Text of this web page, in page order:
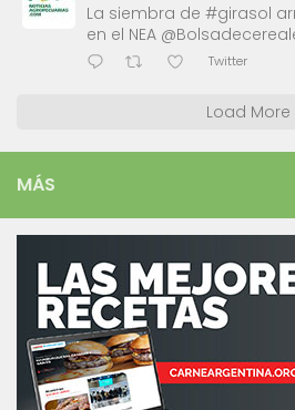
La siembra de #girasol
en el NEA
Twitter
Load More
MÁS